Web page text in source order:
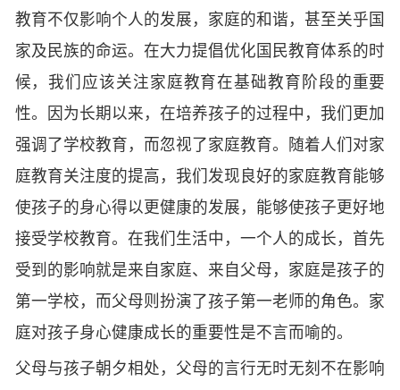
教育不仅影响个人的发展，家庭的和谐，甚至关乎国
家及民族的命运。在大力提倡优化国民教育体系的时
候，我们应该关注家庭教育在基础教育阶段的重要
性。因为长期以来，在培养孩子的过程中，我们更加
强调了学校教育，而忽视了家庭教育。随着人们对家
庭教育关注度的提高，我们发现良好的家庭教育能够
使孩子的身心得以更健康的发展，能够使孩子更好地
接受学校教育。在我们生活中，一个人的成长，首先
受到的影响就是来自家庭、来自父母，家庭是孩子的
第一学校，而父母则扮演了孩子第一老师的角色。家
庭对孩子身心健康成长的重要性是不言而喻的。
父母与孩子朝夕相处，父母的言行无时无刻不在影响